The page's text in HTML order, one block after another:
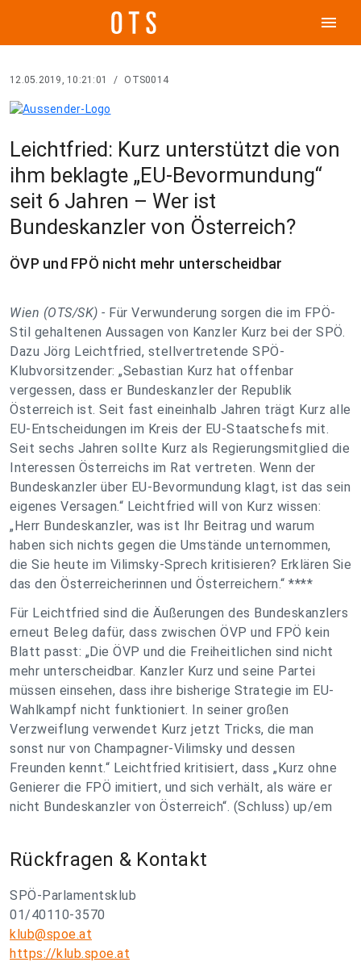
menu
12.05.2019, 10:21:01 / OTS0014
Leichtfried: Kurz unterstützt die von
ihm beklagte „EU-Bevormundung“
seit 6 Jahren – Wer ist
Bundeskanzler von Österreich?
ÖVP und FPÖ nicht mehr unterscheidbar
Wien (OTS/SK) - Für Verwunderung sorgen die im FPÖ-
Stil gehaltenen Aussagen von Kanzler Kurz bei der SPÖ.
Dazu Jörg Leichtfried, stellvertretende SPÖ-
Klubvorsitzender: „Sebastian Kurz hat offenbar
vergessen, dass er Bundeskanzler der Republik
Österreich ist. Seit fast eineinhalb Jahren trägt Kurz alle
EU-Entscheidungen im Kreis der EU-Staatschefs mit.
Seit sechs Jahren sollte Kurz als Regierungsmitglied die
Interessen Österreichs im Rat vertreten. Wenn der
Bundeskanzler über EU-Bevormundung klagt, ist das sein
eigenes Versagen.“ Leichtfried will von Kurz wissen:
„Herr Bundeskanzler, was ist Ihr Beitrag und warum
haben sich nichts gegen die Umstände unternommen,
die Sie heute im Vilimsky-Sprech kritisieren? Erklären Sie
das den Österreicherinnen und Österreichern.“ ****
Für Leichtfried sind die Äußerungen des Bundeskanzlers
erneut Beleg dafür, dass zwischen ÖVP und FPÖ kein
Blatt passt: „Die ÖVP und die Freiheitlichen sind nicht
mehr unterscheidbar. Kanzler Kurz und seine Partei
müssen einsehen, dass ihre bisherige Strategie im EU-
Wahlkampf nicht funktioniert. In seiner großen
Verzweiflung verwendet Kurz jetzt Tricks, die man
sonst nur von Champagner-Vilimsky und dessen
Freunden kennt.“ Leichtfried kritisiert, dass „Kurz ohne
Genierer die FPÖ imitiert, und sich verhält, als wäre er
nicht Bundeskanzler von Österreich“. (Schluss) up/em
Rückfragen & Kontakt
SPÖ-Parlamentsklub
01/40110-3570
klub@spoe.at
https://klub.spoe.at